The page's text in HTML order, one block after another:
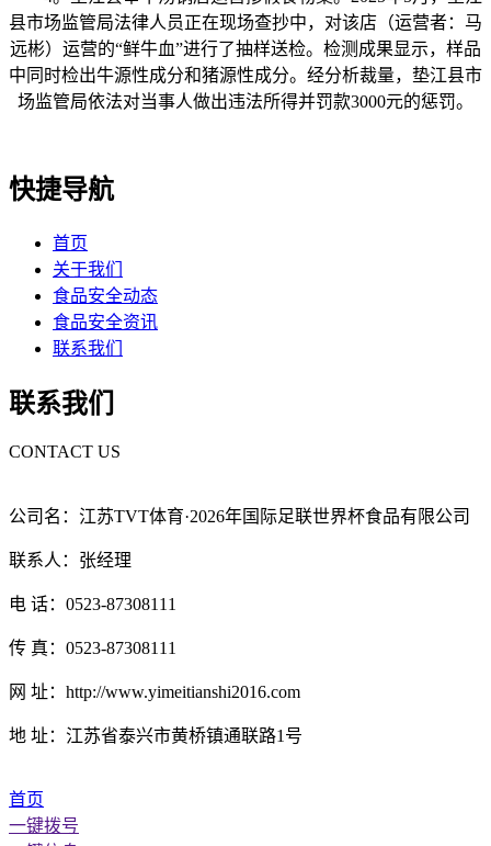
县市场监管局法律人员正在现场查抄中，对该店（运营者：马
远彬）运营的“鲜牛血”进行了抽样送检。检测成果显示，样品
中同时检出牛源性成分和猪源性成分。经分析裁量，垫江县市
场监管局依法对当事人做出违法所得并罚款3000元的惩罚。
快捷导航
首页
关于我们
食品安全动态
食品安全资讯
联系我们
联系我们
CONTACT US
公司名：江苏TVT体育·2026年国际足联世界杯食品有限公司
联系人：张经理
电 话：0523-87308111
传 真：0523-87308111
网 址：http://www.yimeitianshi2016.com
地 址：江苏省泰兴市黄桥镇通联路1号
首页
一键拨号